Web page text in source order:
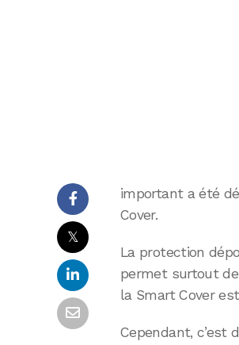
𝕏
important a été
Cover.
La protection
permet surtout de
la Smart Cover
Cependant, c’est